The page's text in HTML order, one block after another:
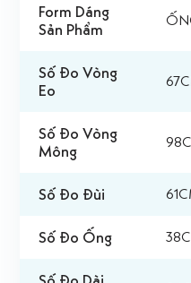
Form Dáng
Sản Phẩm
Số Đo Vòng
Eo
Số Đo Vòng
Mông
Số Đo Đùi
Số Đo Ống